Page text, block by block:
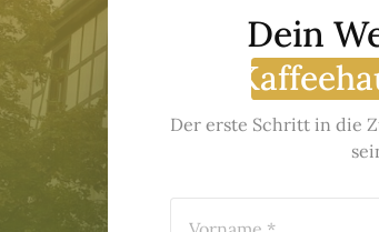
Dein
Der erste Schritt in die